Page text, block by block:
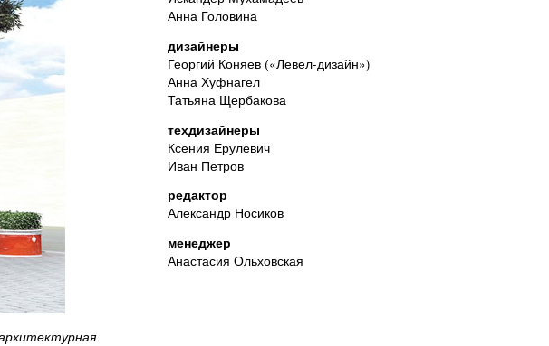
Анна Головина
дизайнеры
Георгий Коняев («Левел-дизайн»)
Анна Хуфнагел
Татьяна Щербакова
техдизайнеры
Ксения Ерулевич
Иван Петров
редактор
Александр Носиков
менеджер
Анастасия Ольховская